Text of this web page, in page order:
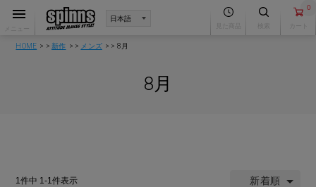
0
HOME 新作 メンズ 8月
8月
新着順
1件中 1-1件表示